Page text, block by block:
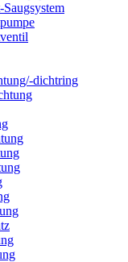
dichtring